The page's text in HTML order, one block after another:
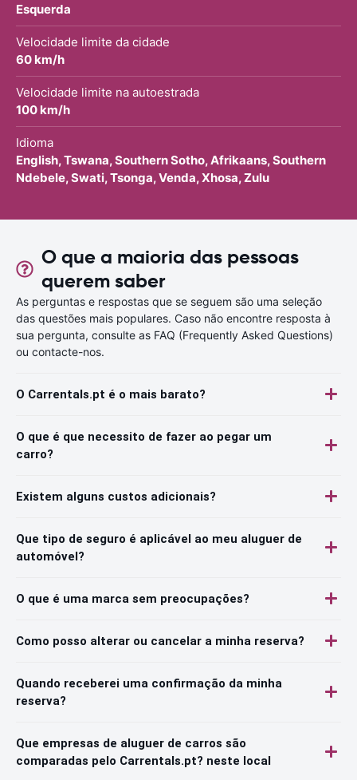
Esquerda
Velocidade limite da cidade
60 km/h
Velocidade limite na autoestrada
100 km/h
Idioma
English, Tswana, Southern Sotho, Afrikaans, Southern
Ndebele, Swati, Tsonga, Venda, Xhosa, Zulu
O que a maioria das pessoas
querem saber
As perguntas e respostas que se seguem são uma seleção
das questões mais populares. Caso não encontre resposta à
sua pergunta, consulte as FAQ (Frequently Asked Questions)
ou contacte-nos.
O Carrentals.pt é o mais barato?
O que é que necessito de fazer ao pegar um
carro?
Existem alguns custos adicionais?
Que tipo de seguro é aplicável ao meu aluguer de
automóvel?
O que é uma marca sem preocupações?
Como posso alterar ou cancelar a minha reserva?
Quando receberei uma confirmação da minha
reserva?
Que empresas de aluguer de carros são
comparadas pelo Carrentals.pt? neste local